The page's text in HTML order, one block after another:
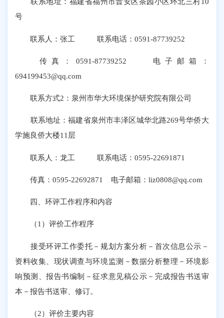
号
联系人：张工 联系电话：0591-87739252
传真：0591-87739252 电子邮箱：
694199453@qq.com
联系方式2：泉州市华大环境保护研究院有限公司
联系地址：福建省泉州市丰泽区城华北路269号华侨大
学施良侨大楼11层
联系人：龙工 联系电话：0595-22691871
传真：0595-22692871 电子邮箱：liz0808@qq.com
四、环评工作程序和内容
（1）评价工作程序
接受环评工作委托－规划方案分析－首次信息公示－
资料收集、现状调查与环境监测－数据分析整理－环境影
响预测、报告书编制－征求意见稿公示－完成报告书送审
本－报告书送审、修订。
（2）评价主要内容